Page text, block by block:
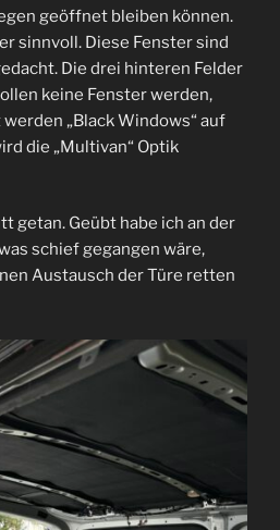
geöffnet bleiben können.
sinnvoll. Diese Fenster sind
Die drei hinteren Felder
keine Fenster werden,
„Black Windows“ auf
die „Multivan“ Optik
getan. Geübt habe ich an der
schief gegangen wäre,
Austausch der Türe retten